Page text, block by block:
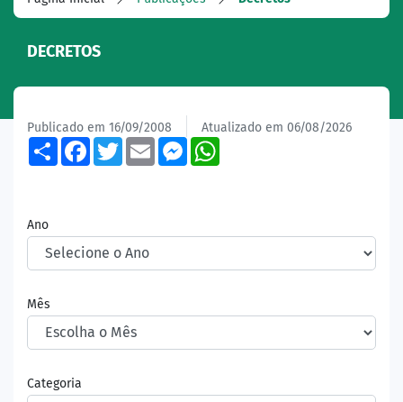
DECRETOS
Publicado em 16/09/2008 Atualizado em 06/08/2026
ShareFacebook
TwitterEmailMessenger
Ano
Mês
Categoria